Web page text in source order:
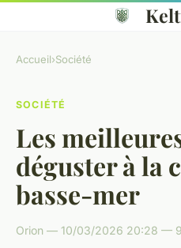
Accueil›Société
SOCIÉTÉ
Les
déguster à la
basse-mer
Orion — 10/03/2026 20:28 —